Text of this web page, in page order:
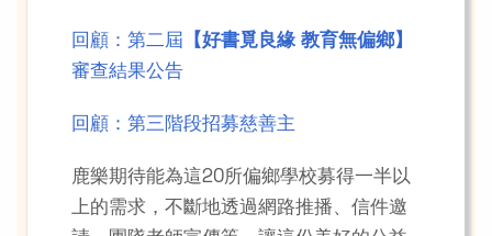
回顧：第二屆 【好書覓良緣 教育無偏鄉】
審查結果公告
回顧：第三階段招募慈善主
鹿樂期待能為這20所偏鄉學校募得一半以
上的需求，不斷地透過網路推播、信件邀